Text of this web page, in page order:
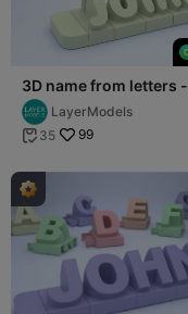
3D name from letters -
Cream Font
LayerModels
 35 99